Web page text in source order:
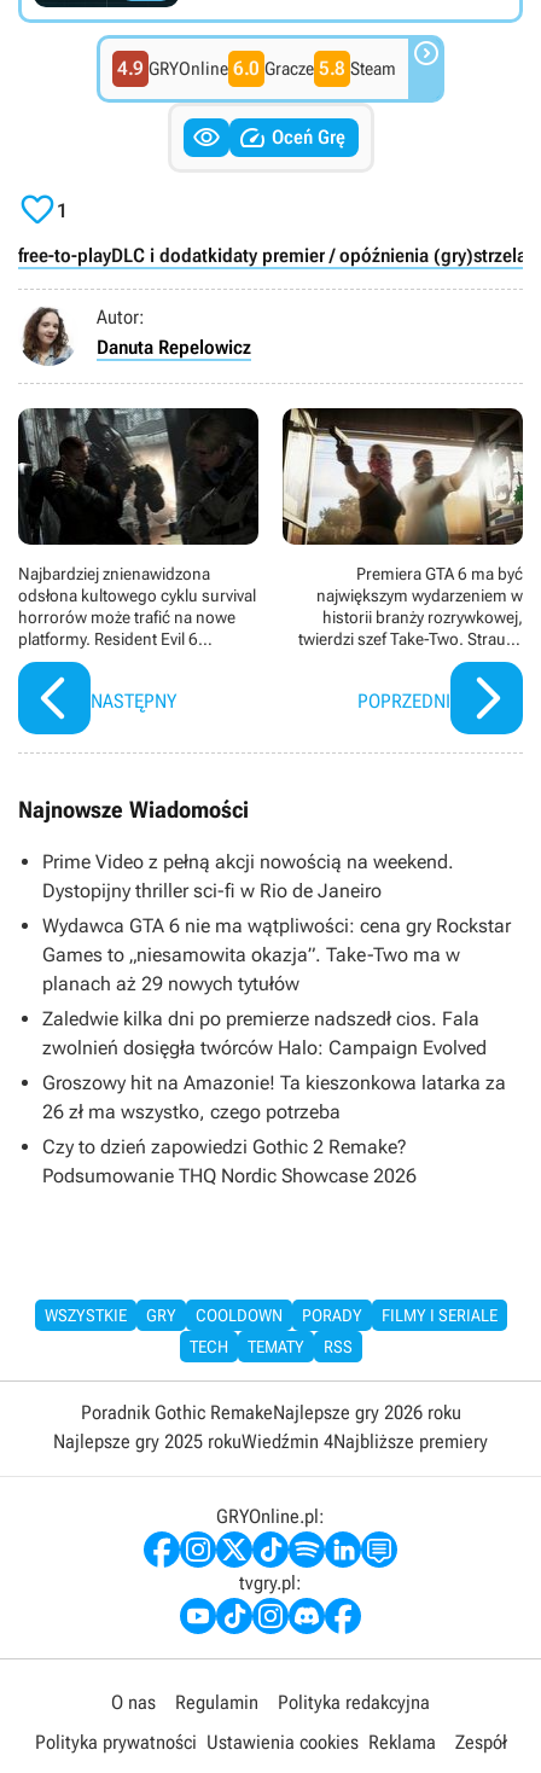
4.9 GRYOnline 6.0 Gracze 5.8 Steam 
  Oceń Grę
1
free-to-playDLC i dodatkidaty premier / opóźnienia (gry)
Autor:
Danuta Repelowicz
Najbardziej znienawidzona
odsłona kultowego cyklu survival
horrorów może trafić na nowe
platformy. Resident Evil 6
najpewniej czeka coś mniej niż
remaster
NASTĘPNY
Premiera GTA 6 ma być
największym wydarzeniem w
historii branży rozrywkowej,
twierdzi szef Take-Two. Strauss
Zelnick widzi ogromny potencjał
w wersji PC
POPRZEDNI
Najnowsze Wiadomości
Prime Video z pełną akcji nowością na weekend.
Dystopijny thriller sci-fi w Rio de Janeiro
Wydawca GTA 6 nie ma wątpliwości: cena gry Rockstar
Games to „niesamowita okazja”. Take-Two ma w
planach aż 29 nowych tytułów
Zaledwie kilka dni po premierze nadszedł cios. Fala
zwolnień dosięgła twórców Halo: Campaign Evolved
Groszowy hit na Amazonie! Ta kieszonkowa latarka za
26 zł ma wszystko, czego potrzeba
Czy to dzień zapowiedzi Gothic 2 Remake?
Podsumowanie THQ Nordic Showcase 2026
WSZYSTKIE GRY COOLDOWN PORADY
FILMY I SERIALE
TECH
TEMATY RSS
Poradnik Gothic RemakeNajlepsze gry 2026 roku
Najlepsze gry 2025 rokuWiedźmin 4Najbliższe premiery
GRYOnline.pl:
tvgry.pl:
O nas Regulamin
Polityka redakcyjna
Polityka prywatności Ustawienia cookies Reklama
Zespół